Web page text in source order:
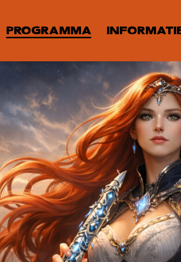
PROGRAMMA